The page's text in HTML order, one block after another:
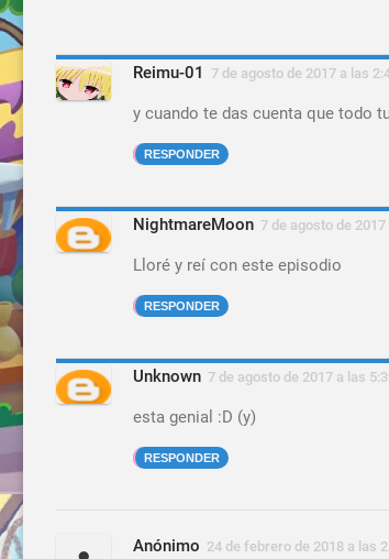
Reimu-01 7 de agosto de 2017 a las
y cuando te das cuenta que todo
RESPONDER
NightmareMoon 7 de agosto de 2017
Lloré y reí con este episodio
RESPONDER
Unknown 7 de agosto de 2017 a las
esta genial :D (y)
RESPONDER
Anónimo 24 de febrero de 2018 a las